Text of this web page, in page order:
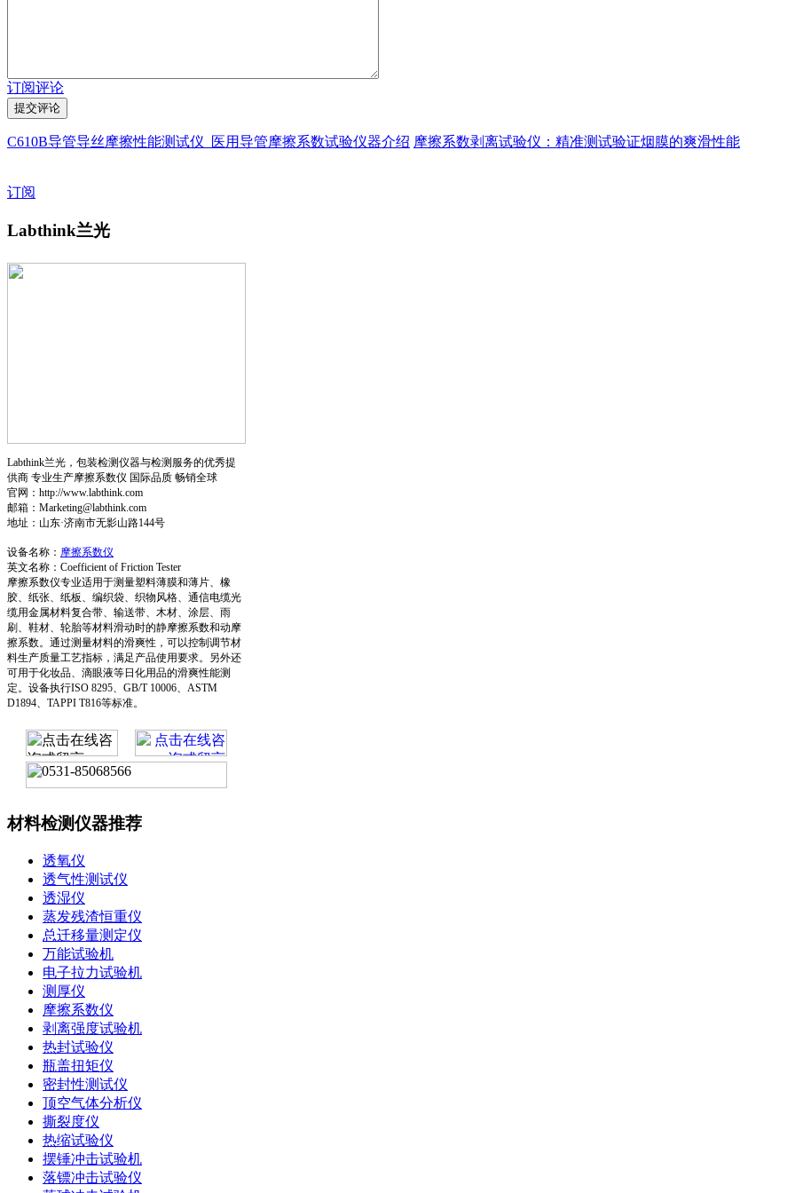
订阅评论
C610B导管导丝摩擦性能测试仪_医用导管摩擦系数试验仪器介绍 摩擦系数剥离试验仪：精准测试验证烟膜的爽滑性能
订阅
Labthink兰光
Labthink兰光，包装检测仪器与检测服务的优秀提
供商 专业生产摩擦系数仪 国际品质 畅销全球
官网：http://www.labthink.com
邮箱：Marketing@labthink.com
地址：山东·济南市无影山路144号
设备名称： 摩擦系数仪
英文名称：Coefficient of Friction Tester
摩擦系数仪专业适用于测量塑料薄膜和薄片、橡
胶、纸张、纸板、编织袋、织物风格、通信电缆光
缆用金属材料复合带、输送带、木材、涂层、雨
刷、鞋材、轮胎等材料滑动时的静摩擦系数和动摩
擦系数。通过测量材料的滑爽性，可以控制调节材
料生产质量工艺指标，满足产品使用要求。另外还
可用于化妆品、滴眼液等日化用品的滑爽性能测
定。设备执行ISO 8295、GB/T 10006、ASTM
D1894、TAPPI T816等标准。
材料检测仪器推荐
透氧仪
透气性测试仪
透湿仪
蒸发残渣恒重仪
总迁移量测定仪
万能试验机
电子拉力试验机
测厚仪
摩擦系数仪
剥离强度试验机
热封试验仪
瓶盖扭矩仪
密封性测试仪
顶空气体分析仪
撕裂度仪
热缩试验仪
摆锤冲击试验机
落镖冲击试验仪